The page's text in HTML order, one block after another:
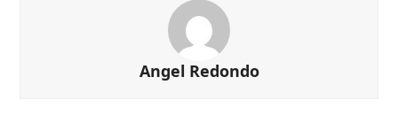
Angel Redondo